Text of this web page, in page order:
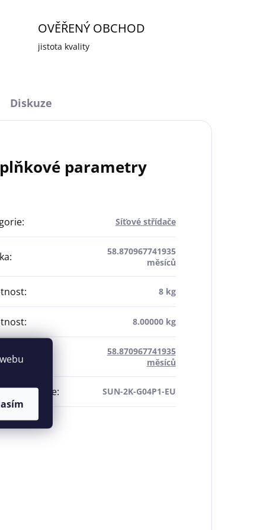
OVĚŘENÝ OBCHOD
jistota kvality
Diskuze
parametry
: Síťové střídače
:
58.870967741935
měsíců
: 8 kg
: 8.00000 kg
:
58.870967741935
měsíců
dílu výrobce: SUN-2K-G04P1-EU